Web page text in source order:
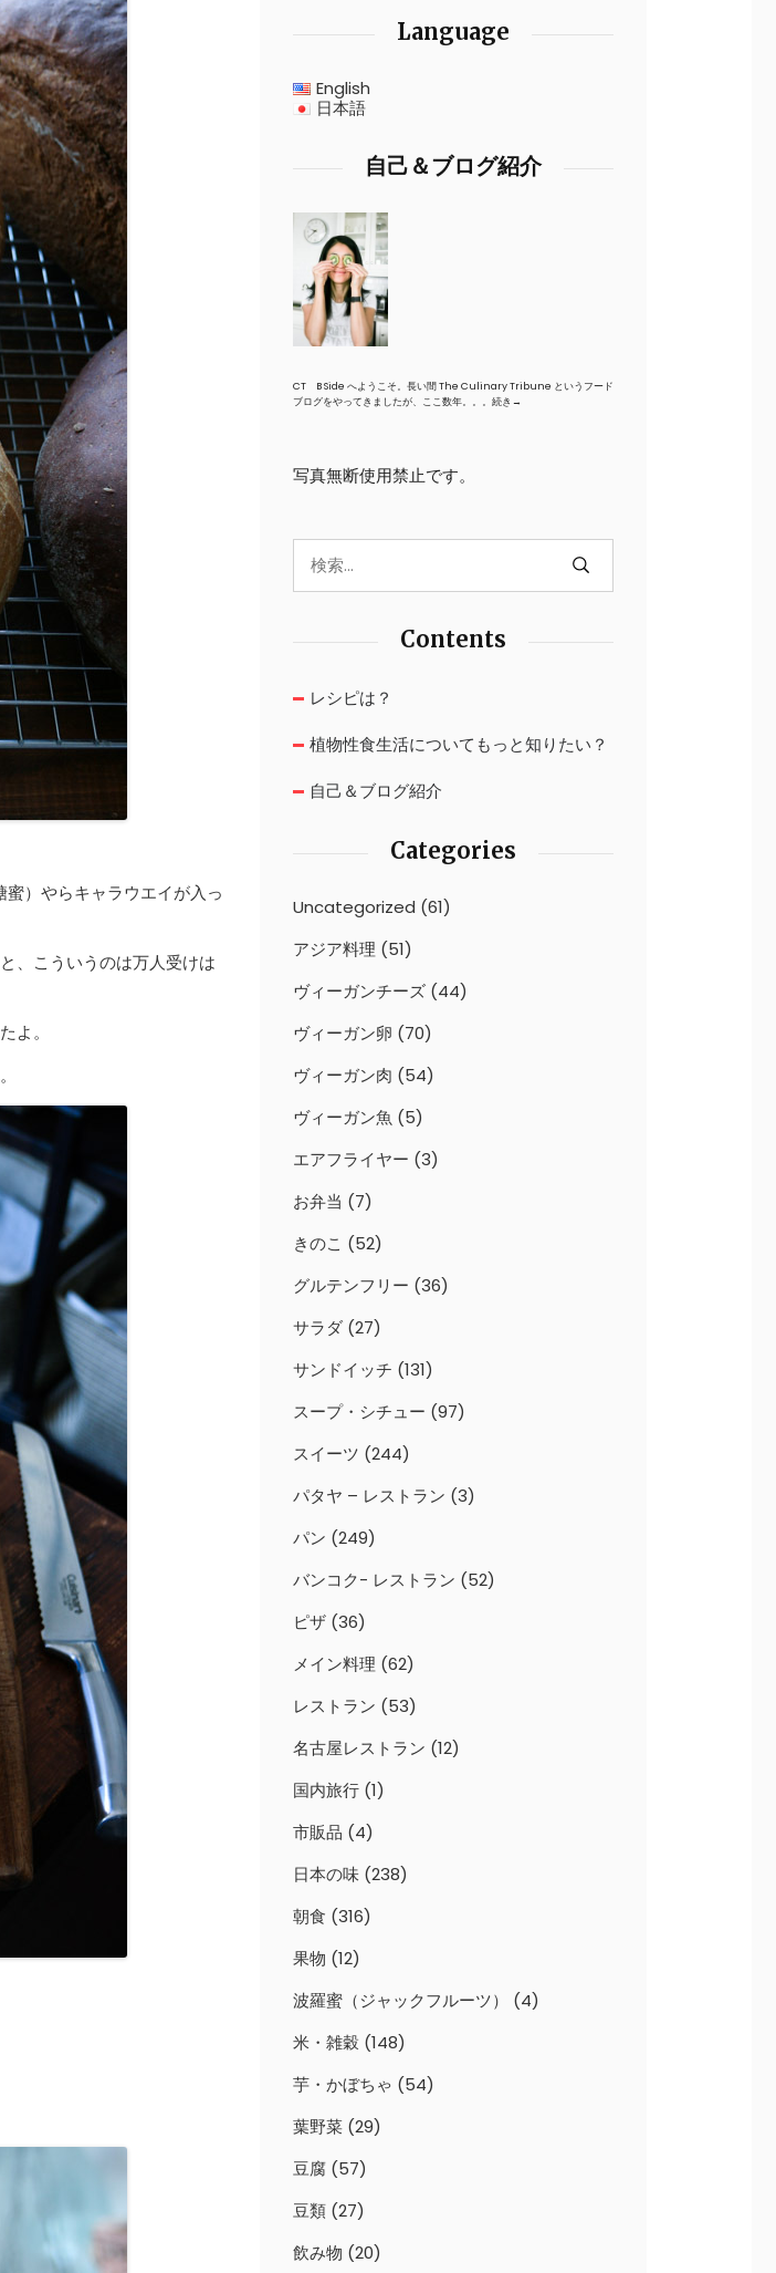
）やらキャラウエイが入っ
、こういうのは万人受けは
よ。
Language
English
日本語
自己＆ブログ紹介
CT B Side へようこそ。長い間 The Culinary Tribune というフード
ブログをやってきましたが、ここ数年。。。 続き→
写真無断使用禁止です。
Contents
レシピは？
植物性食生活についてもっと知りたい？
自己＆ブログ紹介
Categories
Uncategorized (61)
アジア料理 (51)
ヴィーガンチーズ (44)
ヴィーガン卵 (70)
ヴィーガン肉 (54)
ヴィーガン魚 (5)
エアフライヤー (3)
お弁当 (7)
きのこ (52)
グルテンフリー (36)
サラダ (27)
サンドイッチ (131)
スープ・シチュー (97)
スイーツ (244)
パタヤ – レストラン (3)
パン (249)
バンコク- レストラン (52)
ピザ (36)
メイン料理 (62)
レストラン (53)
名古屋レストラン (12)
国内旅行 (1)
市販品 (4)
日本の味 (238)
朝食 (316)
果物 (12)
波羅蜜（ジャックフルーツ）
(4)
米・雑穀 (148)
芋・かぼちゃ (54)
葉野菜 (29)
豆腐 (57)
豆類 (27)
飲み物 (20)